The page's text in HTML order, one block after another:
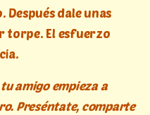
dale unas
torpe. El esfuerzo
amigo empieza a
Preséntate, comparte